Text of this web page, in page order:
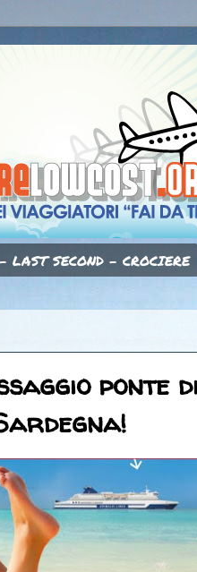
SECOND - CROCIERE
ponte